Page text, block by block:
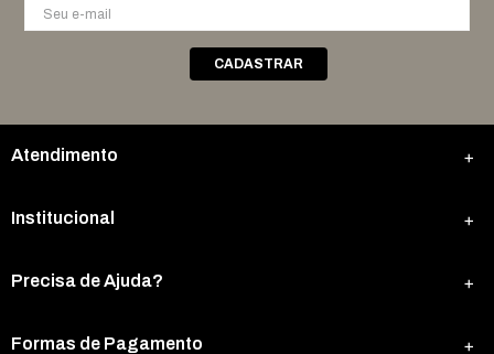
Atendimento
Institucional
Precisa de Ajuda?
Formas de Pagamento